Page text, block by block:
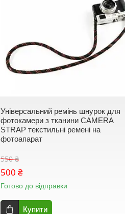
Універсальний ремінь шнурок для
фотокамери з тканини CAMERA
STRAP текстильні ремені на
фотоапарат
550 ₴
500 ₴
Готово до відправки
Купити